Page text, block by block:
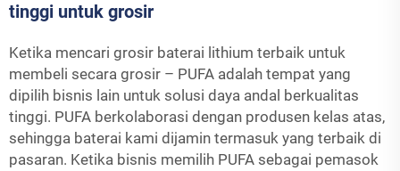
tinggi untuk grosir
Ketika mencari grosir baterai lithium terbaik untuk
membeli secara grosir – PUFA adalah tempat yang
dipilih bisnis lain untuk solusi daya andal berkualitas
tinggi. PUFA berkolaborasi dengan produsen kelas atas,
sehingga baterai kami dijamin termasuk yang terbaik di
pasaran. Ketika bisnis memilih PUFA sebagai pemasok